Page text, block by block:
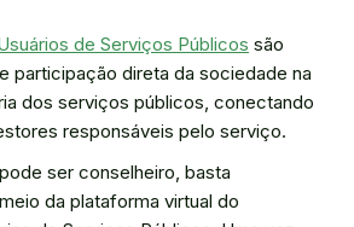
de Serviços Públicos são
participação direta da sociedade na
dos serviços públicos, conectando
responsáveis pelo serviço.
ser conselheiro, basta
da plataforma virtual do